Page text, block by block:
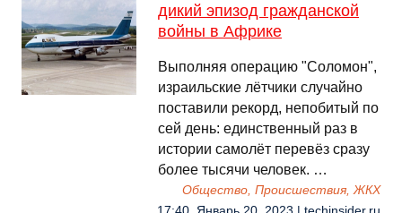
дикий эпизод гражданской
войны в Африке
Выполняя операцию "Соломон",
израильские лётчики случайно
поставили рекорд, непобитый по
сей день: единственный раз в
истории самолёт перевёз сразу
более тысячи человек. …
Общество, Происшествия, ЖКХ